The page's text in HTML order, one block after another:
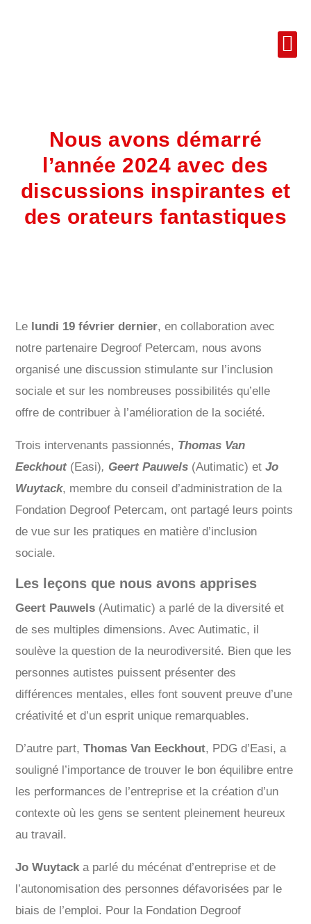
Nous avons démarré
l’année 2024 avec des
discussions inspirantes et
des orateurs fantastiques
Le lundi 19 février dernier, en collaboration avec
notre partenaire Degroof Petercam, nous avons
organisé une discussion stimulante sur l’inclusion
sociale et sur les nombreuses possibilités qu’elle
offre de contribuer à l’amélioration de la société.
Trois intervenants passionnés, Thomas Van
Eeckhout (Easi), Geert Pauwels (Autimatic) et Jo
Wuytack, membre du conseil d’administration de la
Fondation Degroof Petercam, ont partagé leurs points
de vue sur les pratiques en matière d’inclusion
sociale.
Les leçons que nous avons apprises
Geert Pauwels (Autimatic) a parlé de la diversité et
de ses multiples dimensions. Avec Autimatic, il
soulève la question de la neurodiversité. Bien que les
personnes autistes puissent présenter des
différences mentales, elles font souvent preuve d’une
créativité et d’un esprit unique remarquables.
D’autre part,Thomas Van Eeckhout, PDG d’Easi, a
souligné l’importance de trouver le bon équilibre entre
les performances de l’entreprise et la création d’un
contexte où les gens se sentent pleinement heureux
au travail.
Jo Wuytacka parlé du mécénat d’entreprise et de
l’autonomisation des personnes défavorisées par le
biais de l’emploi. Pour la Fondation Degroof